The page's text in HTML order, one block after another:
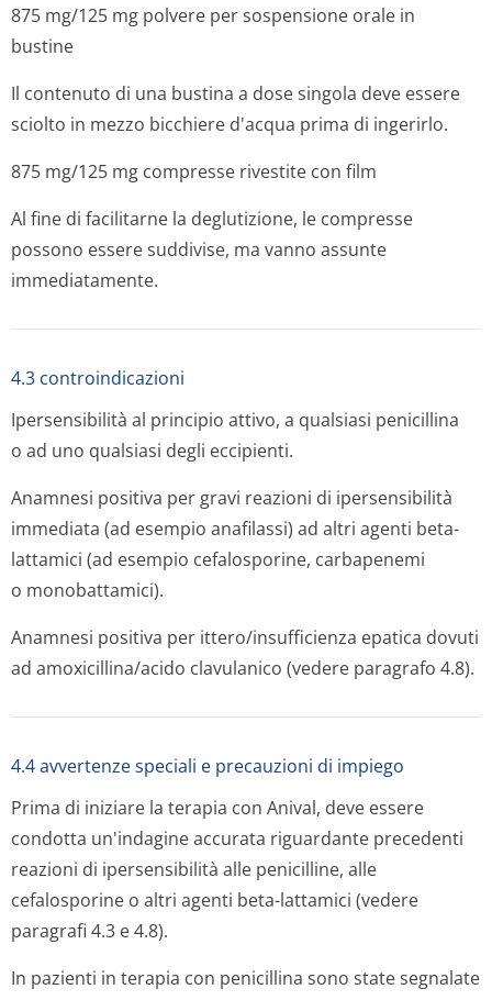
875 mg/125 mg polvere per sospensione orale in
bustine
Il contenuto di una bustina a dose singola deve essere
sciolto in mezzo bicchiere d'acqua prima di ingerirlo.
875 mg/125 mg compresse rivestite con film
Al fine di facilitarne la deglutizione, le compresse
possono essere suddivise, ma vanno assunte
immediatamente.
4.3 controindicazioni
Ipersensibilità al principio attivo, a qualsiasi penicillina
o ad uno qualsiasi degli eccipienti.
Anamnesi positiva per gravi reazioni di ipersensibilità
immediata (ad esempio anafilassi) ad altri agenti beta-
lattamici (ad esempio cefalosporine, carbapenemi
o monobattamici).
Anamnesi positiva per ittero/insuffi­cienza epatica dovuti
ad amoxicillina/acido clavulanico (vedere paragrafo 4.8).
4.4 avvertenze speciali e precauzioni di impiego
Prima di iniziare la terapia con Anival, deve essere
condotta un'indagine accurata riguardante precedenti
reazioni di ipersensibilità alle penicilline, alle
cefalosporine o altri agenti beta-lattamici (vedere
paragrafi 4.3 e 4.8).
In pazienti in terapia con penicillina sono state segnalate